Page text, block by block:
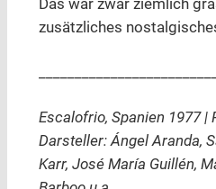
Das war zwar ziemlich
zusätzliches
Escalofrio, Spanien 1977 |
Darsteller: Ángel Aranda,
Karr, José María Guillén,